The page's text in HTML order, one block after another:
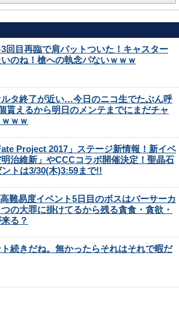
回目再臨で肩パットついた！キャスター
のね！槍への執念パないｗｗｗ
タ終了が近い…今日のニコ生でたぶん呼
貰えるから明日のメンテまでにまだチャ
ｗｗ
Project 2017」ステージ新情報！新イベ
明治維新」やCCCコラボ開催決定！聖晶石
トは3/30(木)3:59まで!!
難易度イベント5日目のボスはバーサーカ
の大罪に掛けてるから残る貪食・貪欲・
る？
続きだね。無かったらそれはそれで暇だ